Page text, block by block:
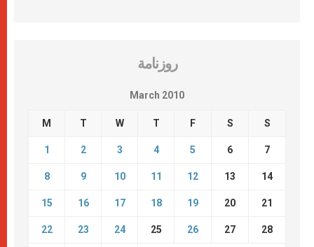
روزنامة
March 2010
M T W T F S S
1 2 3 4 5 6 7
8 9 10 11 12 13 14
15 16 17 18 19 20 21
22 23 24 25 26 27 28